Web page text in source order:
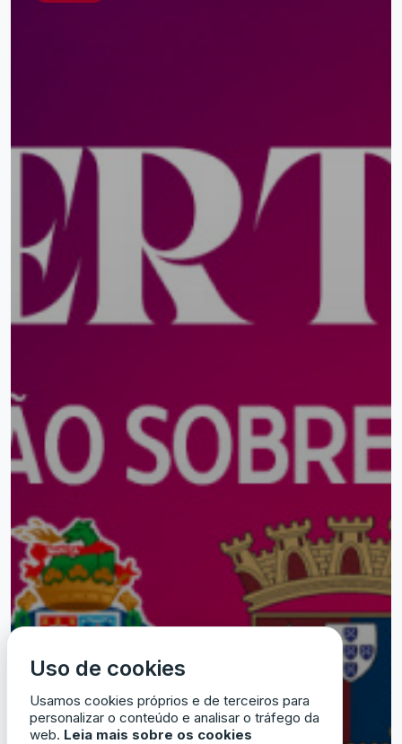
Uso de cookies
Usamos cookies próprios e de terceiros para
personalizar o conteúdo e analisar o tráfego da
web. Leia mais sobre os cookies